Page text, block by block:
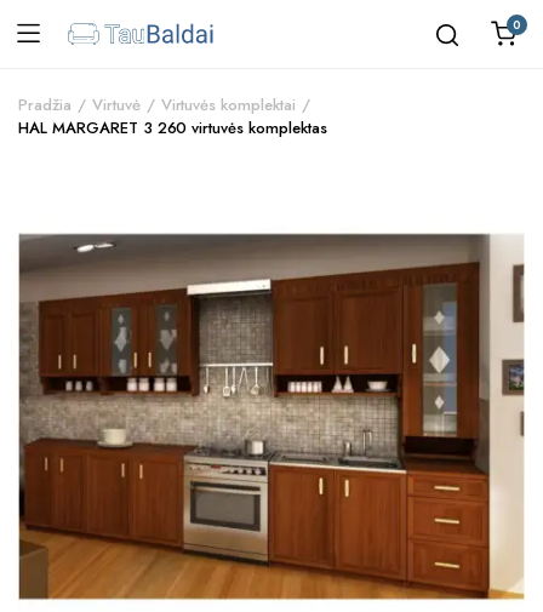
0
Pradžia Virtuvė
Virtuvės komplektai
HAL MARGARET 3 260 virtuvės komplektas